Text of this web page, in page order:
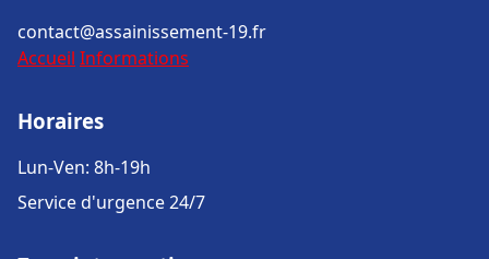
contact@assainissement-19.fr
Accueil Informations
Horaires
Lun-Ven: 8h-19h
Service d'urgence 24/7